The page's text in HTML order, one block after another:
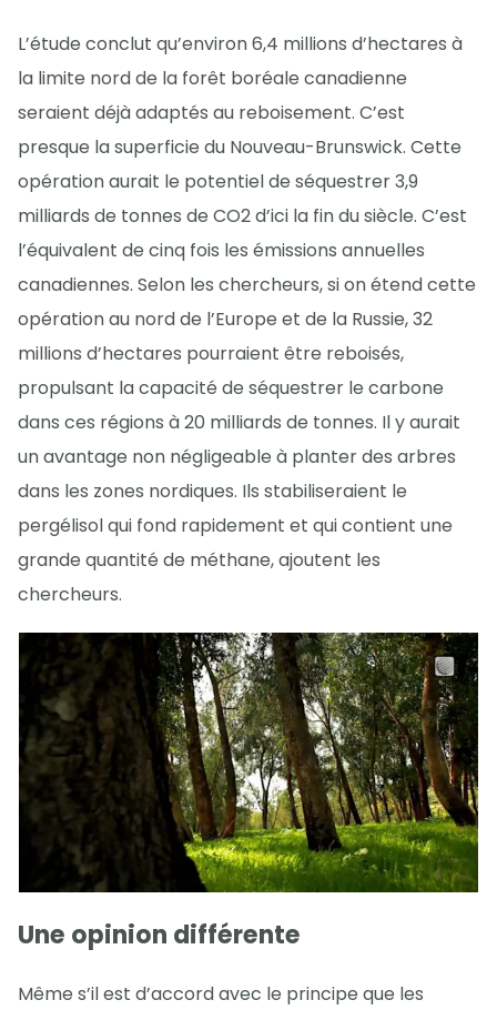
L’étude conclut qu’environ 6,4 millions d’hectares à
la limite nord de la forêt boréale canadienne
seraient déjà adaptés au reboisement. C’est
presque la superficie du Nouveau-Brunswick. Cette
opération aurait le potentiel de séquestrer 3,9
milliards de tonnes de CO2 d’ici la fin du siècle. C’est
l’équivalent de cinq fois les émissions annuelles
canadiennes. Selon les chercheurs, si on étend cette
opération au nord de l’Europe et de la Russie, 32
millions d’hectares pourraient être reboisés,
propulsant la capacité de séquestrer le carbone
dans ces régions à 20 milliards de tonnes. Il y aurait
un avantage non négligeable à planter des arbres
dans les zones nordiques. Ils stabiliseraient le
pergélisol qui fond rapidement et qui contient une
grande quantité de méthane, ajoutent les
chercheurs.
Une opinion différente
Même s’il est d’accord avec le principe que les